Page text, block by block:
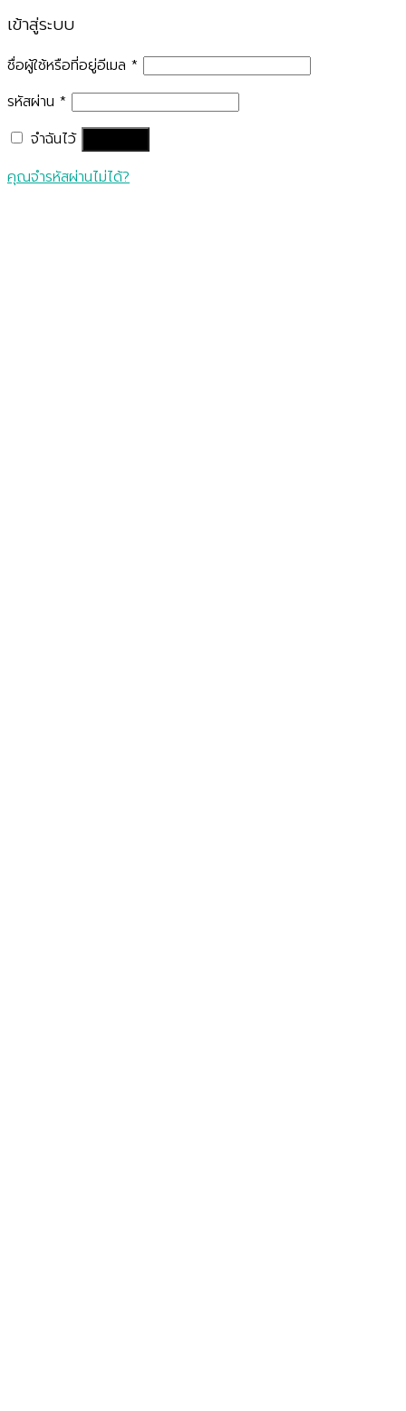
เข้าสู่ระบบ
ชื่อผู้ใช้หรือที่อยู่อีเมล *
รหัสผ่าน *
จำฉันไว้
คุณจำรหัสผ่านไม่ได้?